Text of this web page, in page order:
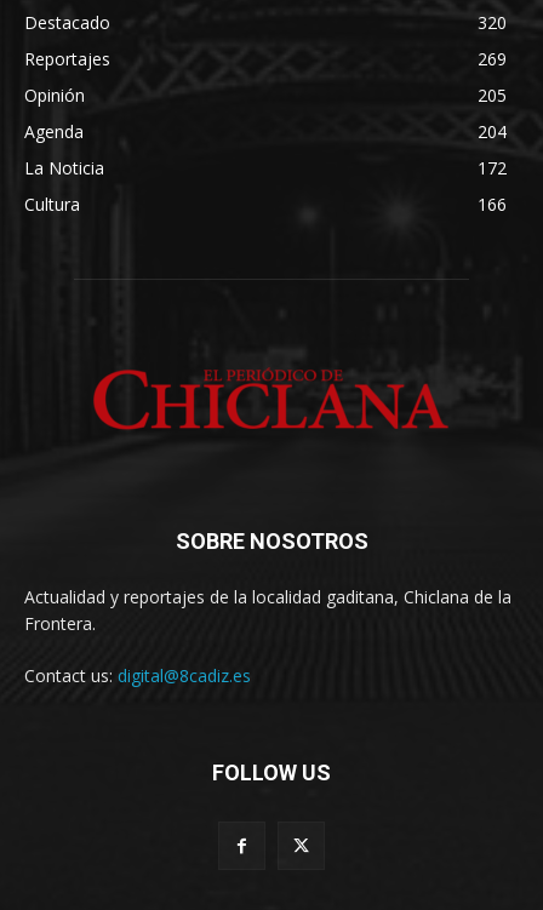
Destacado
320
Reportajes
269
Opinión
205
Agenda
204
La Noticia
172
Cultura
166
SOBRE NOSOTROS
Actualidad y reportajes de la localidad gaditana, Chiclana de la
Frontera.
Contact us: digital@8cadiz.es
FOLLOW US